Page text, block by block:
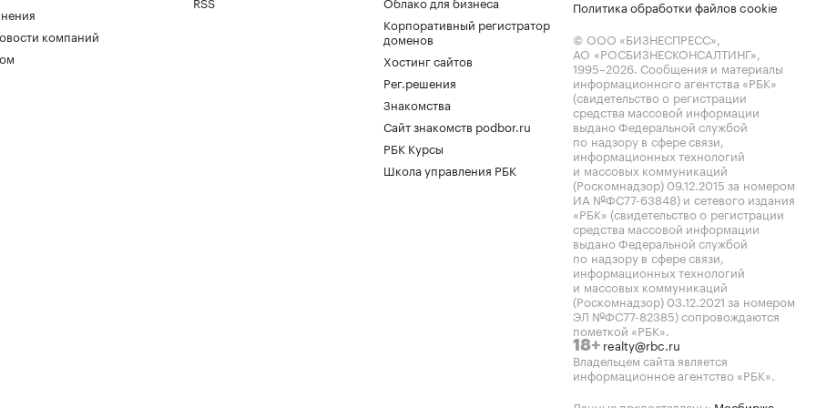
компаний
Корпоративный регистратор
доменов
Хостинг сайтов
Рег.решения
Знакомства
Сайт знакомств podbor.ru
РБК Курсы
Школа управления РБК
Политика обработки файлов cookie
© ООО «БИЗНЕСПРЕСС»,
АО «РОСБИЗНЕСКОНСАЛТИНГ»,
1995–2026. Сообщения и материалы
информационного агентства «РБК»
(свидетельство о регистрации
средства массовой информации
выдано Федеральной службой
по надзору в сфере связи,
информационных технологий
и массовых коммуникаций
(Роскомнадзор) 09.12.2015 за номером
ИА №ФС77-63848) и сетевого издания
«РБК» (свидетельство о регистрации
средства массовой информации
выдано Федеральной службой
по надзору в сфере связи,
информационных технологий
и массовых коммуникаций
(Роскомнадзор) 03.12.2021 за номером
ЭЛ №ФС77-82385) сопровождаются
пометкой «РБК».
18+ realty@rbc.ru
Владельцем сайта является
информационное агентство «РБК».